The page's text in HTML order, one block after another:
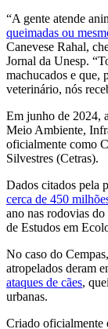
“A gente atende
queimadas ou
Canevese Rahal,
Jornal da Unesp.
machucados e que,
veterinário, nós
Em junho de 2024,
Meio Ambiente,
oficialmente como
Silvestres (Cetras).
Dados citados pela
cerca de 450
ano nas rodovias
de Estudos em
No caso do
atropelados deram
ataques de cães,
urbanas.
Criado oficialmente